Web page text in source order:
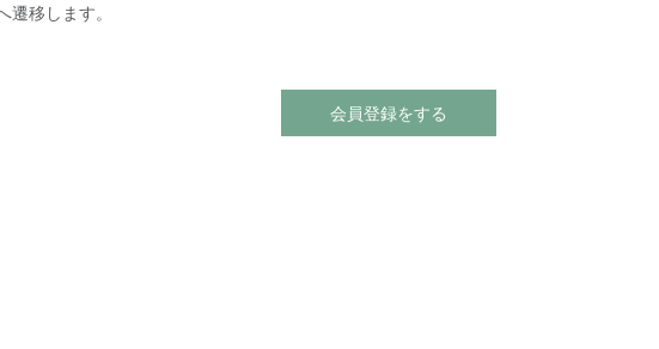
遷移します。
会員登録をする